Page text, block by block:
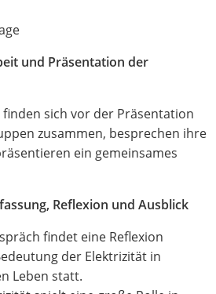
und Präsentation der
finden sich vor der Präsentation
zusammen, besprechen ihre
ein gemeinsames
Reflexion und Ausblick
findet eine Reflexion
der Elektrizität in
Leben statt.